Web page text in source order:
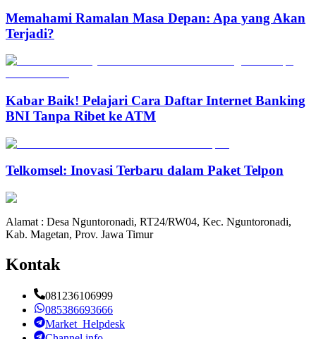
Memahami Ramalan Masa Depan: Apa yang Akan
Terjadi?
Kabar Baik! Pelajari Cara Daftar Internet Banking
BNI Tanpa Ribet ke ATM
Telkomsel: Inovasi Terbaru dalam Paket Telpon
Alamat : Desa Nguntoronadi, RT24/RW04, Kec. Nguntoronadi,
Kab. Magetan, Prov. Jawa Timur
Kontak
081236106999
085386693666
Market_Helpdesk